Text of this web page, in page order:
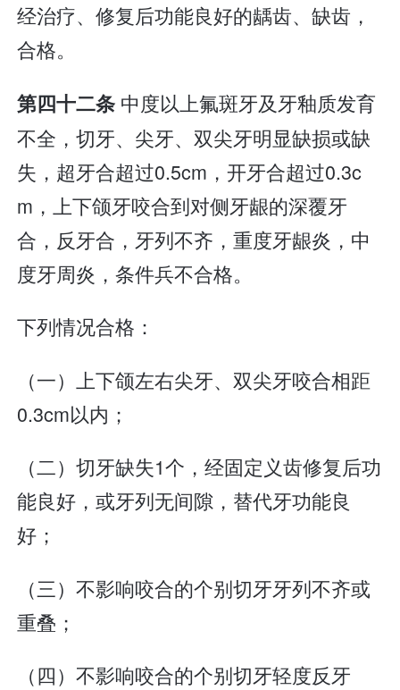
经治疗、修复后功能良好的龋齿、缺齿，
合格。
第四十二条 中度以上氟斑牙及牙釉质发育
不全，切牙、尖牙、双尖牙明显缺损或缺
失，超牙合超过0.5cm，开牙合超过0.3c
m，上下颌牙咬合到对侧牙龈的深覆牙
合，反牙合，牙列不齐，重度牙龈炎，中
度牙周炎，条件兵不合格。
下列情况合格：
（一）上下颌左右尖牙、双尖牙咬合相距
0.3cm以内；
（二）切牙缺失1个，经固定义齿修复后功
能良好，或牙列无间隙，替代牙功能良
好；
（三）不影响咬合的个别切牙牙列不齐或
重叠；
（四）不影响咬合的个别切牙轻度反牙